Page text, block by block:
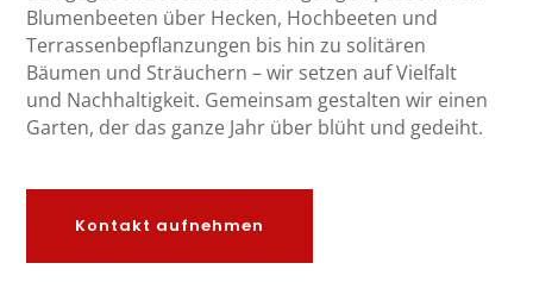
Blumenbeeten über Hecken, Hochbeeten und
Terrassenbepflanzungen bis hin zu solitären
Bäumen und Sträuchern – wir setzen auf Vielfalt
und Nachhaltigkeit. Gemeinsam gestalten wir einen
Garten, der das ganze Jahr über blüht und gedeiht.
Kontakt aufnehmen